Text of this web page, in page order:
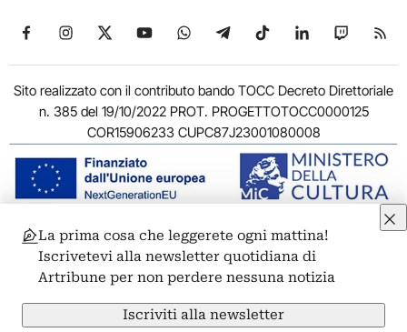
Seguici su Facebook
Seguici su Instagram
Seguici su X
Seguici su YouTube
Seguici su WhatsApp
Seguici su Telegram
Seguici su TikTok
Seguici su
Seguici
Sito realizzato con il contributo bando TOCC Decreto Direttoriale
n. 385 del 19/10/2022 PROT. PROGETTOTOCC0000125
COR15906233 CUPC87J23001080008
© 2011-2026 ARTRIBUNE srl – Corso Vittorio Emanuele II, 287 –
00186 Roma - P.I. 11381581005
Privacy: Responsabile della protezione dei dati personali
ARTRIBUNE srl – Corso Vittorio Emanuele II, 287 – 00186 Roma
Termini e condizioniPrivacy PolicyCookie PolicyCredits
La prima cosa che leggerete ogni mattina!
Iscrivetevi alla newsletter quotidiana di
Artribune per non perdere nessuna notizia
Iscriviti alla newsletter